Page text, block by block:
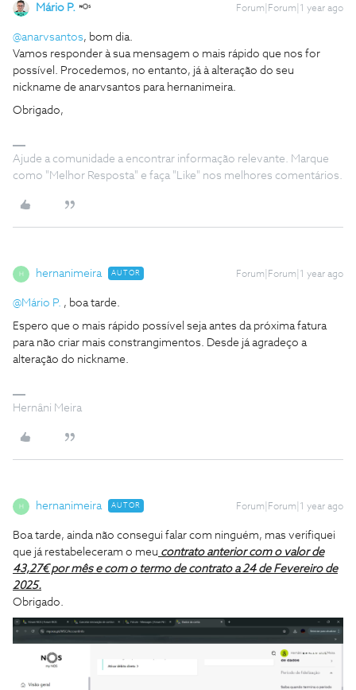
Mário P. Forum|Forum|1 year ago
@anarvsantos, bom dia.
Vamos responder à sua mensagem o mais rápido que nos for
possível. Procedemos, no entanto, já à alteração do seu
nickname de anarvsantos para hernanimeira.
Obrigado,
Ajude a comunidade a encontrar informação relevante. Marque
como "Melhor Resposta" e faça "Like" nos melhores comentários.
H hernanimeira AUTOR Forum|Forum|1 year ago
@Mário P. , boa tarde.
Espero que o mais rápido possível seja antes da próxima fatura
para não criar mais constrangimentos. Desde já agradeço a
alteração do nickname.
Hernâni Meira
H hernanimeira AUTOR Forum|Forum|1 year ago
Boa tarde, ainda não consegui falar com ninguém, mas verifiquei
que já restabeleceram o meu contrato anterior com o valor de
43,27€ por mês e com o termo de contrato a 24 de Fevereiro de
2025.
Obrigado.